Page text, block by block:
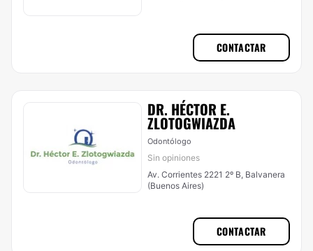
CONTACTAR
DR. HÉCTOR E.
ZLOTOGWIAZDA
Odontólogo
Sin opiniones
Av. Corrientes 2221 2º B, Balvanera
(Buenos Aires)
CONTACTAR